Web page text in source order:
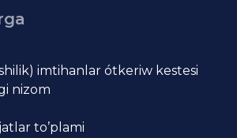
imtihanlar ótkeriw kestesi
nizom
to’plami